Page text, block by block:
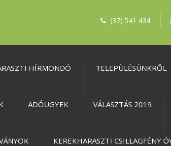
(37) 541 434
HÍRMONDÓ TELEPÜLÉSÜNKRŐL
ADÓÜGYEK VÁLASZTÁS 2019
KEREKHARASZTI CSILLAGFÉNY